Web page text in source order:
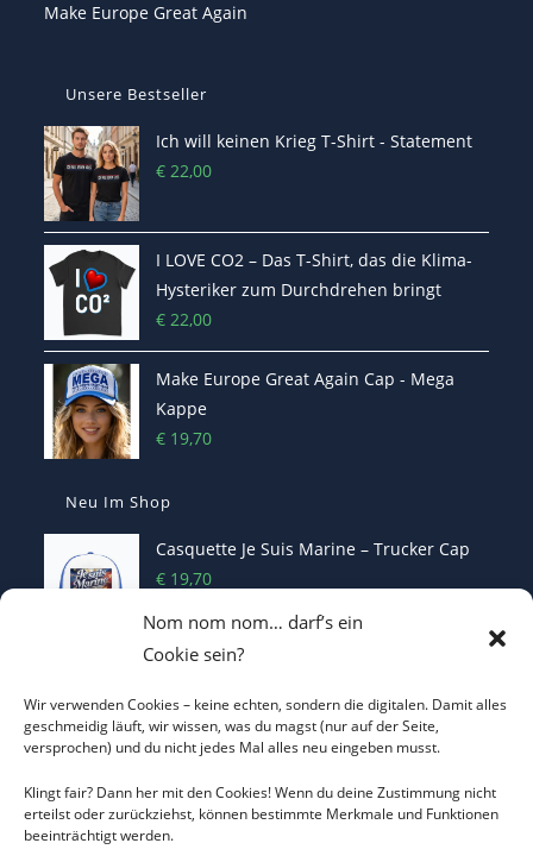
Nom nom nom… darf’s ein
Cookie sein?
Wir verwenden Cookies – keine echten, sondern die digitalen. Damit alles
geschmeidig läuft, wir wissen, was du magst (nur auf der Seite,
versprochen) und du nicht jedes Mal alles neu eingeben musst.
Klingt fair? Dann her mit den Cookies! Wenn du deine Zustimmung nicht
erteilst oder zurückziehst, können bestimmte Merkmale und Funktionen
beeinträchtigt werden.
Make Europe Great Again
Unsere Bestseller
Ich will keinen Krieg T-Shirt - Statement
€ 22,00
I LOVE CO2 – Das T-Shirt, das die Klima-
Hysteriker zum Durchdrehen bringt
€ 22,00
Make Europe Great Again Cap - Mega
Kappe
€ 19,70
Neu Im Shop
Casquette Je Suis Marine – Trucker Cap
€ 19,70
ICH WILL KEINEN KRIEG Trucker Cap –
Friedens-Statement
€19,70
Ich will keinen Krieg T-Shirt - Statement
€22,00